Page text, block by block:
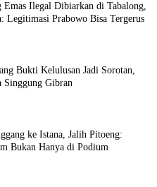
Emas Ilegal Dibiarkan di Tabalong,
Legitimasi Prabowo Bisa Tergerus
Bukti Kelulusan Jadi Sorotan,
Singgung Gibran
ke Istana, Jalih Pitoeng:
Bukan Hanya di Podium